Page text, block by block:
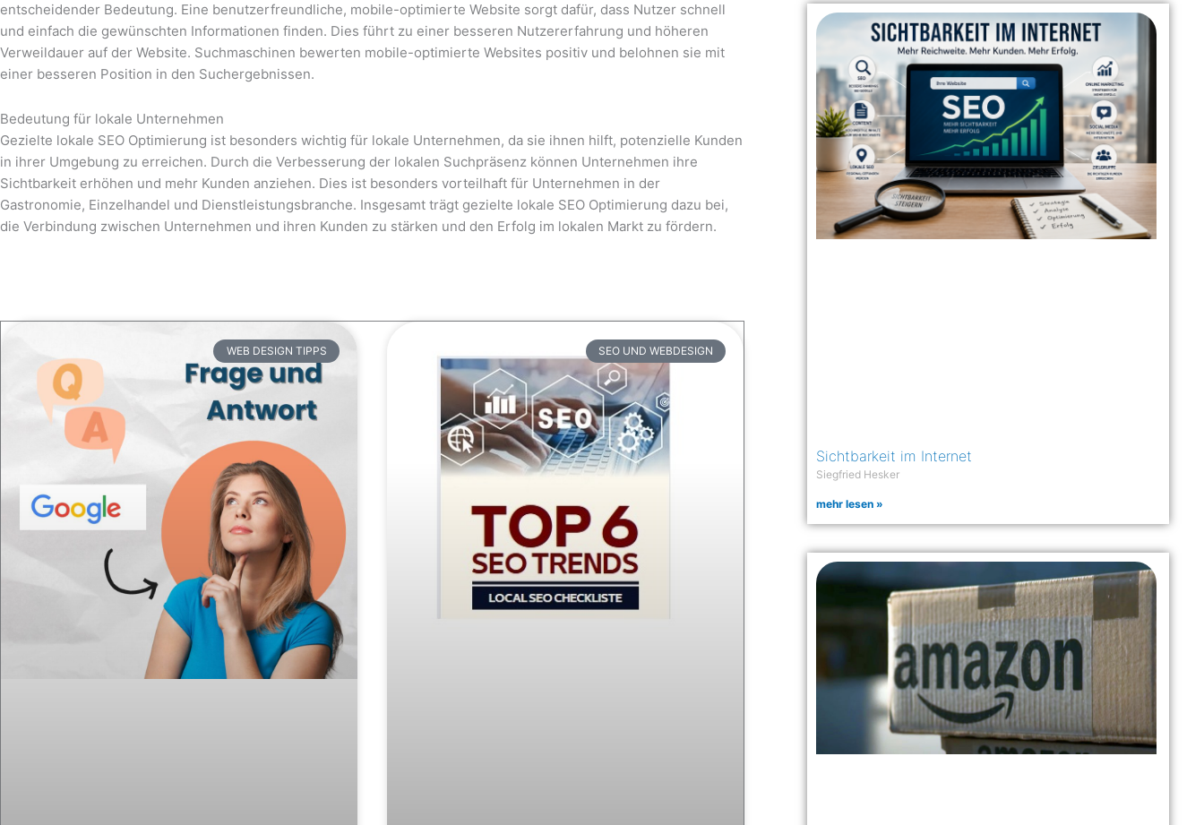
entscheidender Bedeutung. Eine benutzerfreundliche, mobile-optimierte Website sorgt dafür, dass Nutzer schnell
und einfach die gewünschten Informationen finden. Dies führt zu einer besseren Nutzererfahrung und höheren
Verweildauer auf der Website. Suchmaschinen bewerten mobile-optimierte Websites positiv und belohnen sie mit
einer besseren Position in den Suchergebnissen.
Bedeutung für lokale Unternehmen
Gezielte lokale SEO Optimierung ist besonders wichtig für lokale Unternehmen, da sie ihnen hilft, potenzielle Kunden
in ihrer Umgebung zu erreichen. Durch die Verbesserung der lokalen Suchpräsenz können Unternehmen ihre
Sichtbarkeit erhöhen und mehr Kunden anziehen. Dies ist besonders vorteilhaft für Unternehmen in der
Gastronomie, Einzelhandel und Dienstleistungsbranche. Insgesamt trägt gezielte lokale SEO Optimierung dazu bei,
die Verbindung zwischen Unternehmen und ihren Kunden zu stärken und den Erfolg im lokalen Markt zu fördern.
WEB DESIGN TIPPS SEO UND WEBDESIGN
Sichtbarkeit im Internet
Siegfried Hesker
mehr lesen »